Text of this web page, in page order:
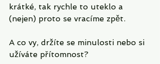
krátké, tak rychle to uteklo a
(nejen) proto se vracíme zpět.
A co vy, držíte se minulosti nebo si
užíváte přítomnost?